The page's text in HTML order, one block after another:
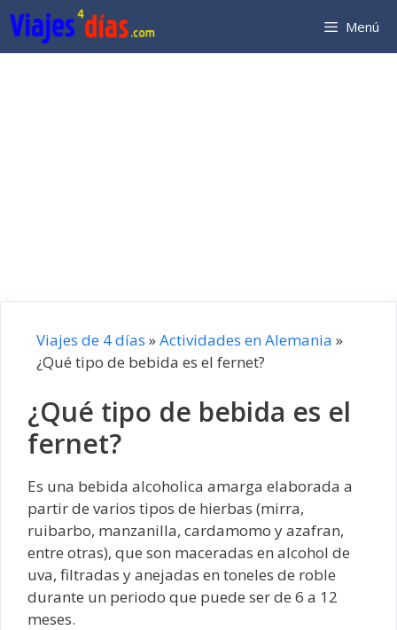
Saltar
al
contenido
Menú
Viajes de 4 días »Actividades en Alemania »
¿Qué tipo de bebida es el fernet?
¿Qué tipo de bebida es el
fernet?
Es una bebida alcoholica amarga elaborada a
partir de varios tipos de hierbas (mirra,
ruibarbo, manzanilla, cardamomo y azafran,
entre otras), que son maceradas en alcohol de
uva, filtradas y anejadas en toneles de roble
durante un periodo que puede ser de 6 a 12
meses.